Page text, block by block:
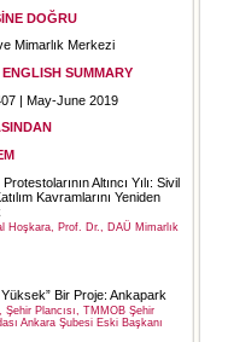
DOĞRU
Mimarlık Merkezi
SUMMARY
| May-June 2019
Altıncı Yılı: Sivil
Kavramlarını Yeniden
Hoşkara, Prof. Dr., DAÜ Mimarlık
Bir Proje: Ankapark
Şehir Plancısı, TMMOB Şehir
Ankara Şubesi Eski Başkanı